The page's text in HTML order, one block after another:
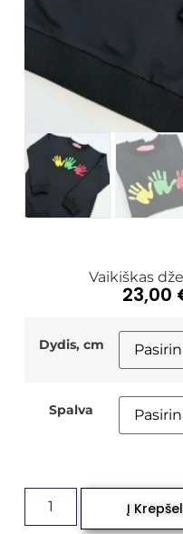
Vaikiškas
23,00
Dydis, cm
Spalva
Į